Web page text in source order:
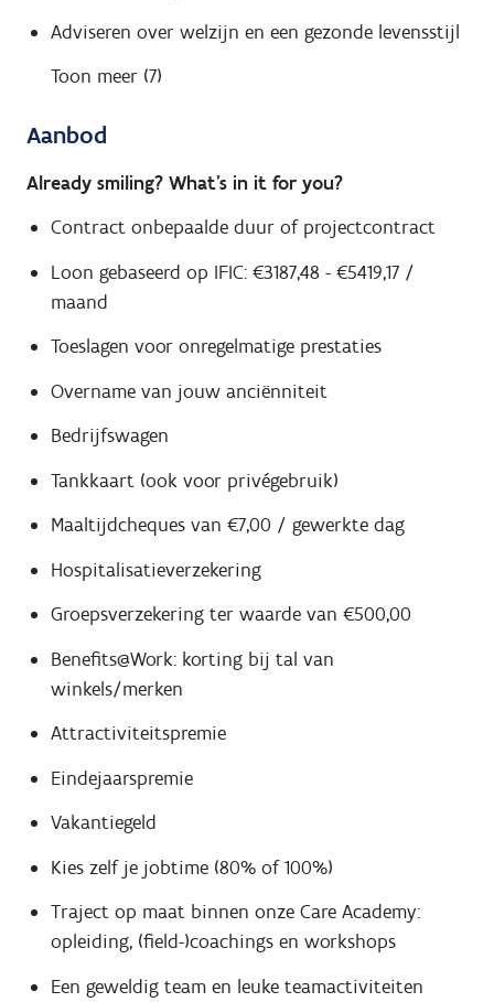
Adviseren over welzijn en een gezonde levensstijl
Toon meer (7)
Aanbod
Already smiling? What’s in it for you?
Contract onbepaalde duur of projectcontract
Loon gebaseerd op IFIC: €3187,48 - €5419,17 /
maand
Toeslagen voor onregelmatige prestaties
Overname van jouw anciënniteit
Bedrijfswagen
Tankkaart (ook voor privégebruik)
Maaltijdcheques van €7,00 / gewerkte dag
Hospitalisatieverzekering
Groepsverzekering ter waarde van €500,00
Benefits@Work: korting bij tal van
winkels/merken
Attractiviteitspremie
Eindejaarspremie
Vakantiegeld
Kies zelf je jobtime (80% of 100%)
Traject op maat binnen onze Care Academy:
opleiding, (field-)coachings en workshops
Een geweldig team en leuke teamactiviteiten